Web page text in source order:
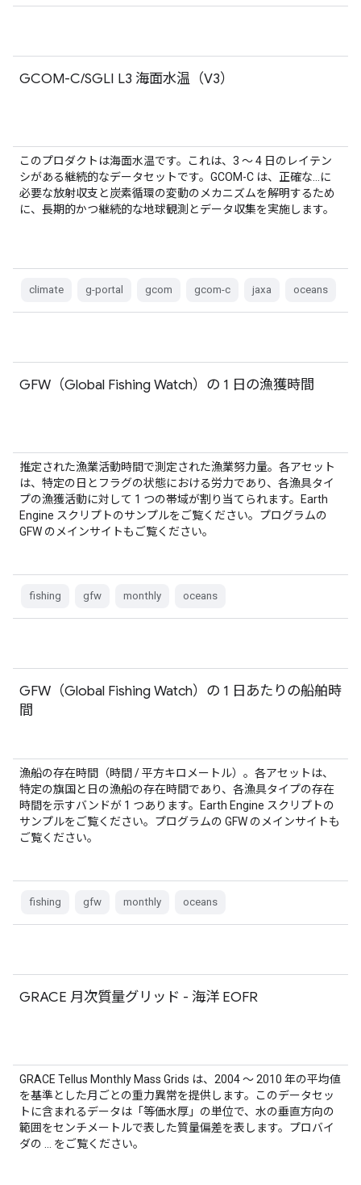
GCOM-C/SGLI L3 海面水温（V3）
このプロダクトは海面水温です。これは、3 ～ 4 日のレイテン
シがある継続的なデータセットです。GCOM-C は、正確な…に
必要な放射収支と炭素循環の変動のメカニズムを解明するため
に、長期的かつ継続的な地球観測とデータ収集を実施します。
climate g-portal gcom gcom-c jaxa oceans
GFW（Global Fishing Watch）の 1 日の漁獲時間
推定された漁業活動時間で測定された漁業努力量。各アセット
は、特定の日とフラグの状態における労力であり、各漁具タイ
プの漁獲活動に対して 1 つの帯域が割り当てられます。Earth
Engine スクリプトのサンプルをご覧ください。プログラムの
GFW のメインサイトもご覧ください。
fishing gfw monthly oceans
GFW（Global Fishing Watch）の 1 日あたりの船舶時
間
漁船の存在時間（時間 / 平方キロメートル）。各アセットは、
特定の旗国と日の漁船の存在時間であり、各漁具タイプの存在
時間を示すバンドが 1 つあります。Earth Engine スクリプトの
サンプルをご覧ください。プログラムの GFW のメインサイトも
ご覧ください。
fishing gfw monthly oceans
GRACE 月次質量グリッド - 海洋 EOFR
GRACE Tellus Monthly Mass Grids は、2004 ～ 2010 年の平均値
を基準とした月ごとの重力異常を提供します。このデータセッ
トに含まれるデータは「等価水厚」の単位で、水の垂直方向の
範囲をセンチメートルで表した質量偏差を表します。プロバイ
ダの … をご覧ください。